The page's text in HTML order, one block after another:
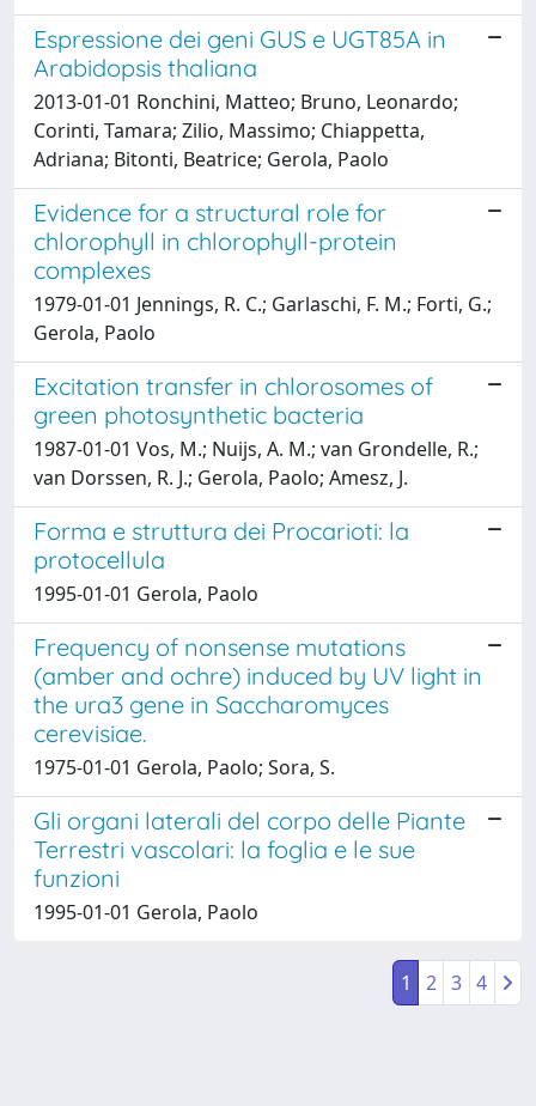
Espressione dei geni GUS e UGT85A in
Arabidopsis thaliana
2013-01-01 Ronchini, Matteo; Bruno, Leonardo;
Corinti, Tamara; Zilio, Massimo; Chiappetta,
Adriana; Bitonti, Beatrice; Gerola, Paolo
Evidence for a structural role for
chlorophyll in chlorophyll-protein
complexes
1979-01-01 Jennings, R. C.; Garlaschi, F. M.; Forti, G.;
Gerola, Paolo
Excitation transfer in chlorosomes of
green photosynthetic bacteria
1987-01-01 Vos, M.; Nuijs, A. M.; van Grondelle, R.;
van Dorssen, R. J.; Gerola, Paolo; Amesz, J.
Forma e struttura dei Procarioti: la
protocellula
1995-01-01 Gerola, Paolo
Frequency of nonsense mutations
(amber and ochre) induced by UV light in
the ura3 gene in Saccharomyces
cerevisiae.
1975-01-01 Gerola, Paolo; Sora, S.
Gli organi laterali del corpo delle Piante
Terrestri vascolari: la foglia e le sue
funzioni
1995-01-01 Gerola, Paolo
1 2 3 4